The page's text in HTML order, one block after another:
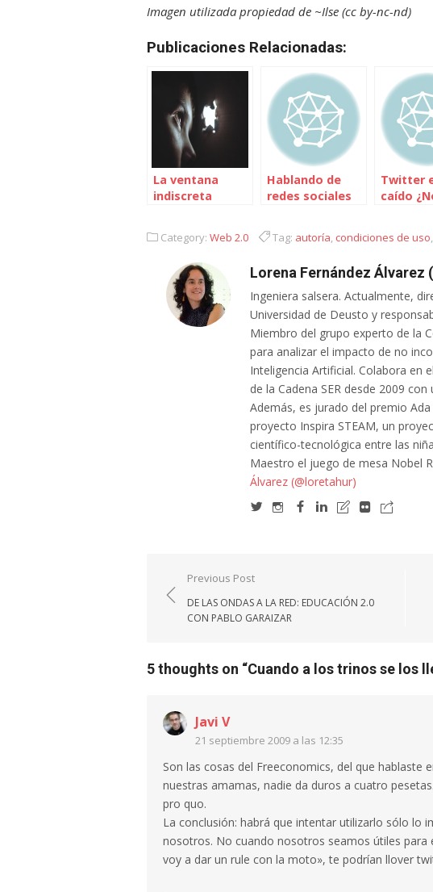
Imagen utilizada propiedad de ~Ilse (cc by-nc-nd)
Publicaciones Relacionadas:
La ventana
indiscreta
Hablando de
redes sociales
Andalucía
Twitter
caído
Category: Web 2.0 Tag: autoría, condiciones de uso,
Lorena Fernández Álvarez
Ingeniera salsera. Actualmente,
Universidad de Deusto y
Miembro del grupo experto de la
para analizar el impacto de no
Inteligencia Artificial. Colabora en
de la Cadena SER desde 2009
Además, es jurado del premio
proyecto Inspira STEAM, un
científico-tecnológica entre las
Maestro el juego de mesa Nobel
Álvarez (@loretahur)
Navegación
de
entradas
Previous Post
DE LAS ONDAS A LA RED: EDUCACIÓN 2.0
CON PABLO GARAIZAR
5 thoughts on “Cuando a los trinos se los
Javi V
21 septiembre 2009 a las 12:35
Son las cosas del Freeconomics, del que hablaste
nuestras amamas, nadie da duros a cuatro
pro quo.
La conclusión: habrá que intentar utilizarlo sólo lo
nosotros. No cuando nosotros seamos útiles para
voy a dar un rule con la moto», te podrían llover